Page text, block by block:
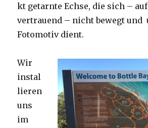
kt getarnte Echse, die sich –
vertrauend – nicht bewegt und
Fotomotiv dient.
Wir
instal
lieren
uns
im